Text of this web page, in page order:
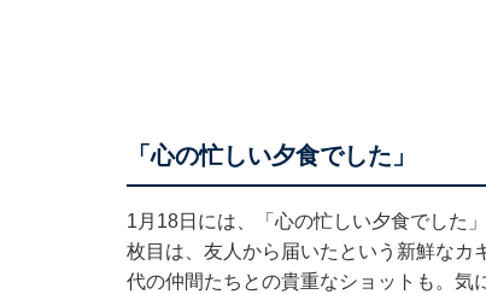
「心の忙しい夕食でした」
1月18日には、「心の忙しい夕食でした
枚目は、友人から届いたという新鮮なカ
代の仲間たちとの貴重なショットも。気